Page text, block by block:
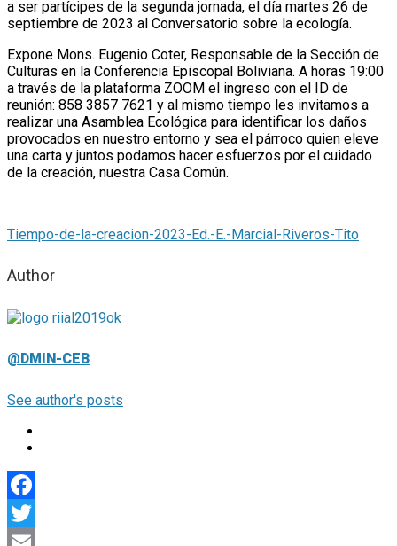
a ser partícipes de la segunda jornada, el día martes 26 de
septiembre de 2023 al Conversatorio sobre la ecología.
Expone Mons. Eugenio Coter, Responsable de la Sección de
Culturas en la Conferencia Episcopal Boliviana. A horas 19:00
a través de la plataforma ZOOM el ingreso con el ID de
reunión: 858 3857 7621 y al mismo tiempo les invitamos a
realizar una Asamblea Ecológica para identificar los daños
provocados en nuestro entorno y sea el párroco quien eleve
una carta y juntos podamos hacer esfuerzos por el cuidado
de la creación, nuestra Casa Común.
Tiempo-de-la-creacion-2023-Ed.-E.-Marcial-Riveros-Tito
Author
@DMIN-CEB
See author's posts
Facebook
Twitter